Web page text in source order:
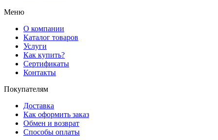
Меню
О компании
Каталог товаров
Услуги
Как купить?
Сертификаты
Контакты
Покупателям
Доставка
Как оформить заказ
Обмен и возврат
Способы оплаты